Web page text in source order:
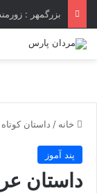
خانه / داستان کوتاه
پند آموز
داستان